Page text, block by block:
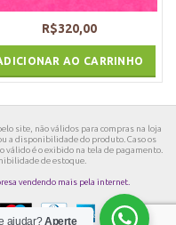
R$320,00
AO CARRINHO
site, não válidos para compras na loja
a disponibilidade do produto. Caso os
é o exibido na tela de pagamento.
de estoque.
vendendo mais pela internet.
ajudar?Aperte